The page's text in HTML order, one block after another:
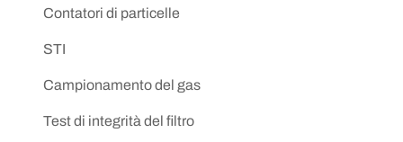
Contatori di particelle
STI
Campionamento del gas
Test di integrità del filtro